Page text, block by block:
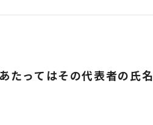
たってはその代表者の氏名